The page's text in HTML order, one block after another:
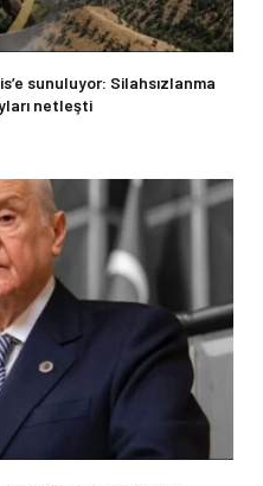
sunuluyor: Silahsızlanma
netleşti